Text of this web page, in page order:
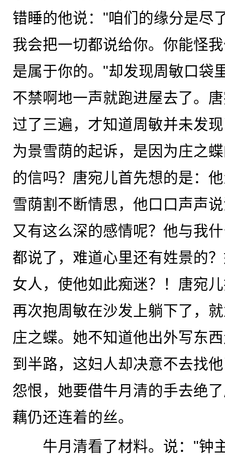
错睡的他说："咱们的缘分是尽
我会把一切都说给你。你能怪
是属于你的。"却发现周敏口袋
不禁啊地一声就跑进屋去了。
过了三遍，才知道周敏并未发
为景雪荫的起诉，是因为庄之
的信吗？唐宛儿首先想的是：
雪荫割不断情思，他口口声声
又有这么深的感情呢？他与我
都说了，难道心里还有姓景的
女人，使他如此痴迷？！唐宛
再次抱周敏在沙发上躺下了，
庄之蝶。她不知道他出外写东
到半路，这妇人却决意不去找
怨恨，她要借牛月清的手去绝
藕仍还连着的丝。
牛月清看了材料。说："钟